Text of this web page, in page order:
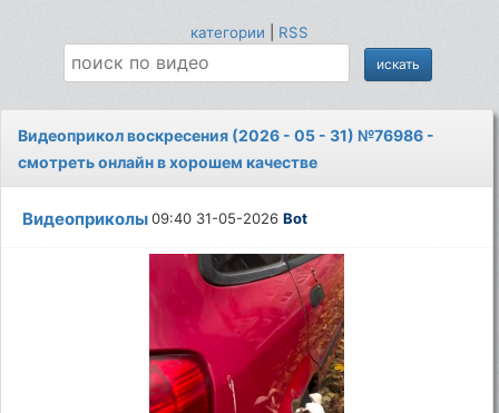
категории RSS
Видеоприкол воскресения (2026 - 05 - 31) №76986 -
смотреть онлайн в хорошем качестве
Видеоприколы09:40 31-05-2026Bot